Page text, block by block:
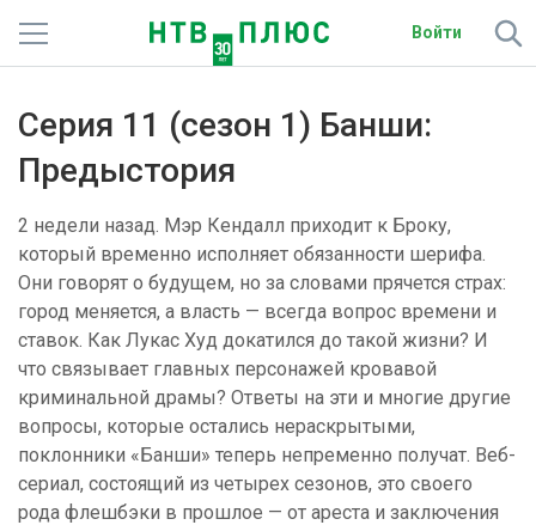
Войти
Фильмы и сериалы
Подписки
Радио
Спутниковым абонентам
О сайте
Активировать промокод
Серия 11 (сезон 1) Банши:
Предыстория
2 недели назад. Мэр Кендалл приходит к Броку,
который временно исполняет обязанности шерифа.
Они говорят о будущем, но за словами прячется страх:
город меняется, а власть — всегда вопрос времени и
ставок. Как Лукас Худ докатился до такой жизни? И
что связывает главных персонажей кровавой
криминальной драмы? Ответы на эти и многие другие
вопросы, которые остались нераскрытыми,
поклонники «Банши» теперь непременно получат. Веб-
сериал, состоящий из четырех сезонов, это своего
рода флешбэки в прошлое — от ареста и заключения